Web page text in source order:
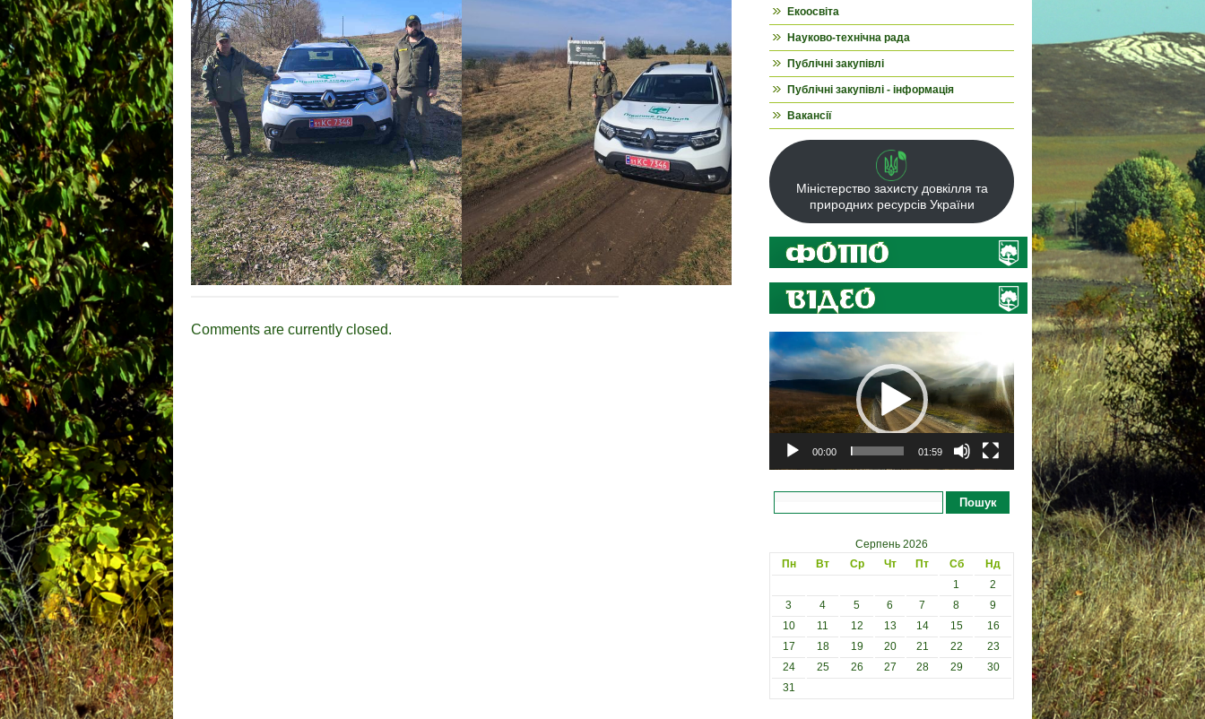
Comments are currently closed.
Екоосвіта
Науково-технічна рада
Публічні закупівлі
Публічні закупівлі - інформація
Вакансії
Міністерство захисту довкілля та
природних ресурсів України
Відеопрогравач
00:00 01:59
Пошук
Серпень 2026
Пн
Вт Ср Чт Пт Сб
Нд
1
2
3
4 5 6 7 8
9
10
11 12 13 14 15
16
17
18 19 20 21 22
23
24
25 26 27 28 29
30
31